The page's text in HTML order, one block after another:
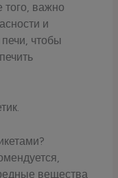
важно
и
чтобы
вещества